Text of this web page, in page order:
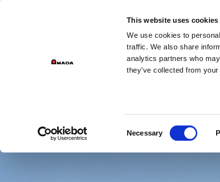
This website uses cookies
We use cookies to
traffic. We also share
analytics partners who
they’ve collected from
Necessary
DIVISIONS DU GROUPE
Main Navigation